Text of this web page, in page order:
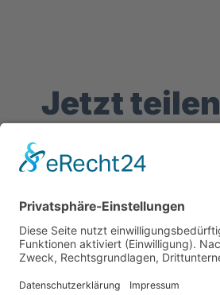
Jetzt teilen